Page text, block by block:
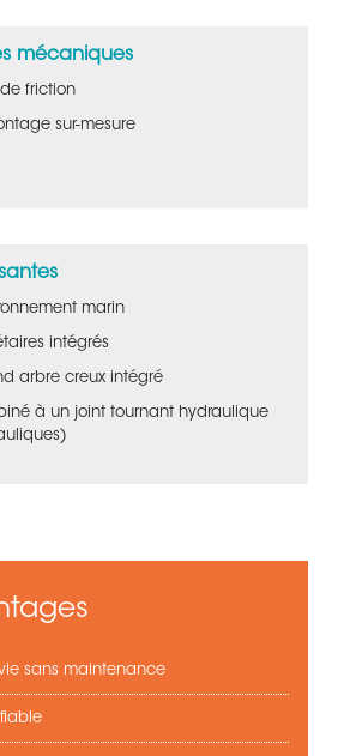
mécaniques
friction
sur-mesure
marin
intégrés
arbre creux intégré
à un joint tournant hydraulique
sans maintenance